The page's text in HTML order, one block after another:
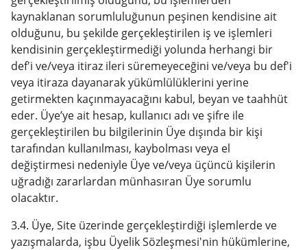
kaynaklanan sorumluluğunun peşinen kendisine ait
olduğunu, bu şekilde gerçekleştirilen iş ve işlemleri
kendisinin gerçekleştirmediği yolunda herhangi bir
def'i ve/veya itiraz ileri süremeyeceğini ve/veya bu def'i
veya itiraza dayanarak yükümlülüklerini yerine
getirmekten kaçınmayacağını kabul, beyan ve taahhüt
eder. Üye’ye ait hesap, kullanıcı adı ve şifre ile
gerçekleştirilen bu bilgilerinin Üye dışında bir kişi
tarafından kullanılması, kaybolması veya el
değiştirmesi nedeniyle Üye ve/veya üçüncü kişilerin
uğradığı zararlardan münhasıran Üye sorumlu
olacaktır.
3.4. Üye, Site üzerinde gerçekleştirdiği işlemlerde ve
yazışmalarda, işbu Üyelik Sözleşmesi'nin hükümlerine,